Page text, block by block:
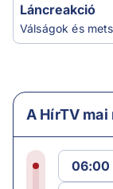
Láncreakció
Válságok és
A HírTV mai
06:00